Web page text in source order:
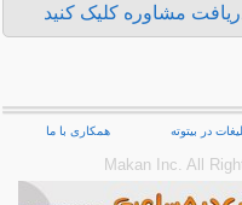
مشاوره کلیک کنید
در بیتوته همکاری با ما
Makan Inc.‎ All